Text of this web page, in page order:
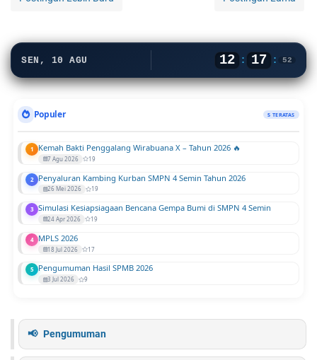
SEN, 10 AGU 12 : 17 : 52
Populer 5 TERATAS
1 Kemah Bakti Penggalang Wirabuana X – Tahun 2026 🔥
7 Agu 2026 19
2 Penyaluran Kambing Kurban SMPN 4 Semin Tahun 2026
26 Mei 2026 19
3 Simulasi Kesiapsiagaan Bencana Gempa Bumi di SMPN 4 Semin
24 Apr 2026 19
4 MPLS 2026
18 Jul 2026 17
5 Pengumuman Hasil SPMB 2026
3 Jul 2026 9
Pengumuman